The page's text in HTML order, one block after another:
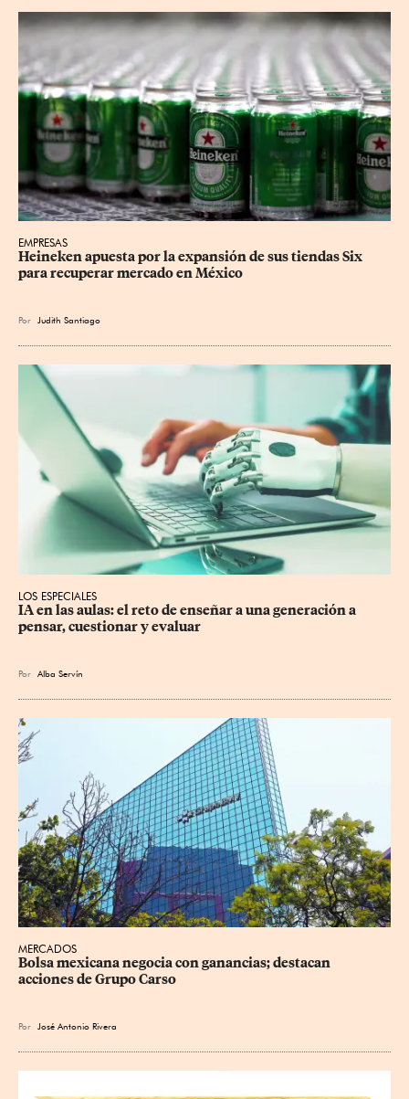
EMPRESAS
Heineken apuesta por la expansión de sus tiendas Six
para recuperar mercado en México
Por Judith Santiago
LOS ESPECIALES
IA en las aulas: el reto de enseñar a una generación a
pensar, cuestionar y evaluar
Por Alba Servín
MERCADOS
Bolsa mexicana negocia con ganancias; destacan
acciones de Grupo Carso
Por José Antonio Rivera